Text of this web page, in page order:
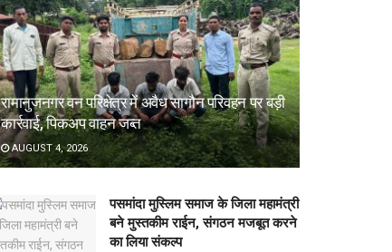
रामानुजनगर वन परिक्षेत्र में अवैध सागौन परिवहन पर बड़ी
कार्रवाई, पिकअप वाहन जब्त
AUGUST 4, 2026
पसमांदा मुस्लिम समाज के जिला महामंत्री
बने मुस्तकीम राईन, संगठन मजबूत करने
का लिया संकल्प